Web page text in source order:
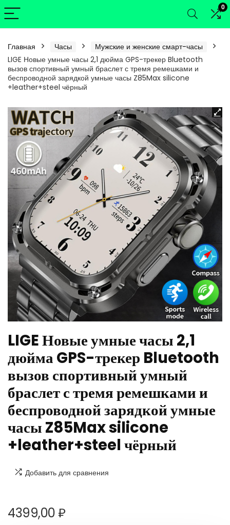
0
Главная Часы
Мужские и женские смарт-часы
LIGE Новые умные часы 2,1 дюйма GPS-трекер Bluetooth
вызов спортивный умный браслет с тремя ремешками и
беспроводной зарядкой умные часы Z85Max silicone
+leather+steel чёрный
LIGE Новые умные часы 2,1
дюйма GPS-трекер Bluetooth
вызов спортивный умный
браслет с тремя ремешками и
беспроводной зарядкой умные
часы Z85Max silicone
+leather+steel чёрный
Добавить для сравнения
4399,00₽